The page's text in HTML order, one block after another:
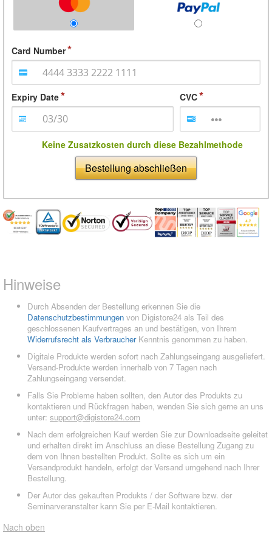
Card Number
Expiry Date CVC
Keine Zusatzkosten durch diese Bezahlmethode
Bestellung abschließen
Hinweise
Durch Absenden der Bestellung erkennen Sie die
Datenschutzbestimmungen von Digistore24 als Teil des
geschlossenen Kaufvertrages an und bestätigen, von Ihrem
Widerrufsrecht als VerbraucherKenntnis genommen zu haben.
Digitale Produkte werden sofort nach Zahlungseingang ausgeliefert.
Versand-Produkte werden innerhalb von 7 Tagen nach
Zahlungseingang versendet.
Falls Sie Probleme haben sollten, den Autor des Produkts zu
kontaktieren und Rückfragen haben, wenden Sie sich gerne an uns
unter: support@digistore24.com
Nach dem erfolgreichen Kauf werden Sie zur Downloadseite geleitet
und erhalten direkt im Anschluss an diese Bestellung Zugang zu
dem von Ihnen bestellten Produkt. Sollte es sich um ein
Versandprodukt handeln, erfolgt der Versand umgehend nach Ihrer
Bestellung.
Der Autor des gekauften Produkts / der Software bzw. der
Seminarveranstalter kann Sie per E-Mail kontaktieren.
Nach oben